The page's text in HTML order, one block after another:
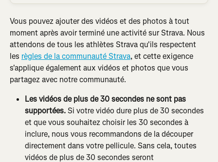
Vous pouvez ajouter des vidéos et des photos à tout
moment après avoir terminé une activité sur Strava. Nous
attendons de tous les athlètes Strava qu'ils respectent
les règles de la communauté Strava, et cette exigence
s'applique également aux vidéos et photos que vous
partagez avec notre communauté.
Les vidéos de plus de 30 secondes ne sont pas
supportées. Si votre vidéo dure plus de 30 secondes
et que vous souhaitez choisir les 30 secondes à
inclure, nous vous recommandons de la découper
directement dans votre pellicule. Sans cela, toutes
vidéos de plus de 30 secondes seront